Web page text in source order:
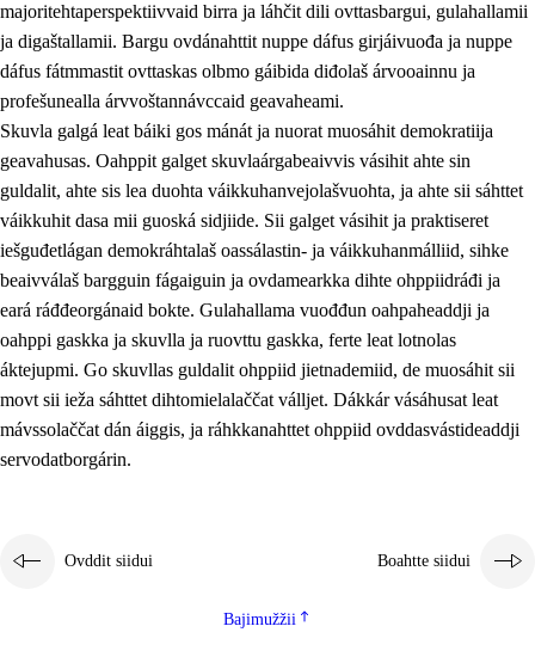
majoritehtaperspektiivvaid birra ja láhčit dili ovttasbargui, gulahallamii
ja digaštallamii. Bargu ovdánahttit nuppe dáfus girjáivuođa ja nuppe
dáfus fátmmastit ovttaskas olbmo gáibida diđolaš árvooainnu ja
profešunealla árvvoštannávccaid geavaheami.
Skuvla galgá leat báiki gos mánát ja nuorat muosáhit demokratiija
geavahusas. Oahppit galget skuvlaárgabeaivvis vásihit ahte sin
guldalit, ahte sis lea duohta váikkuhanvejolašvuohta, ja ahte sii sáhttet
váikkuhit dasa mii guoská sidjiide. Sii galget vásihit ja praktiseret
iešguđetlágan demokráhtalaš oassálastin- ja váikkuhanmálliid, sihke
beaivválaš bargguin fágaiguin ja ovdamearkka dihte ohppiidráđi ja
eará ráđđeorgánaid bokte. Gulahallama vuođđun oahpaheaddji ja
oahppi gaskka ja skuvlla ja ruovttu gaskka, ferte leat lotnolas
áktejupmi. Go skuvllas guldalit ohppiid jietnademiid, de muosáhit sii
movt sii ieža sáhttet dihtomielalaččat válljet. Dákkár vásáhusat leat
mávssolaččat dán áiggis, ja ráhkkanahttet ohppiid ovddasvástideaddji
servodatborgárin.
Ovddit siidui Boahtte siidui
Bajimužžii